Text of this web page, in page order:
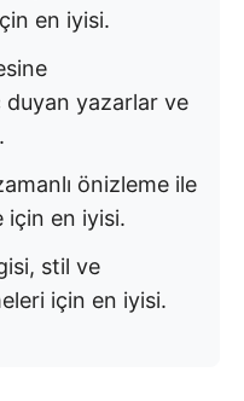
en iyisi.
yazarlar ve
önizleme ile
için en iyisi.
stil ve
için en iyisi.